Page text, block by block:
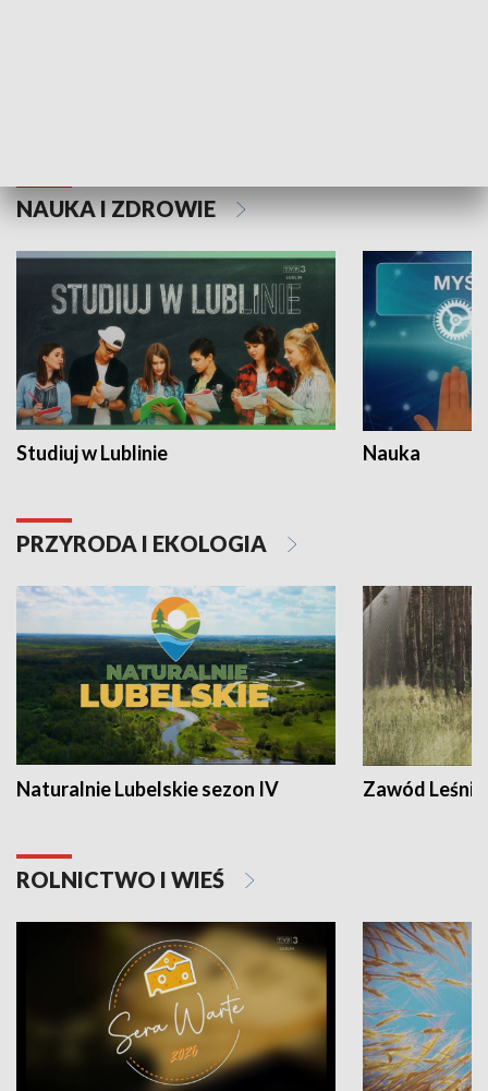
NAUKA I ZDROWIE
Studiuj w Lublinie Nauka
PRZYRODA I EKOLOGIA
Naturalnie Lubelskie sezon IV Zawód Leśnik
ROLNICTWO I WIEŚ